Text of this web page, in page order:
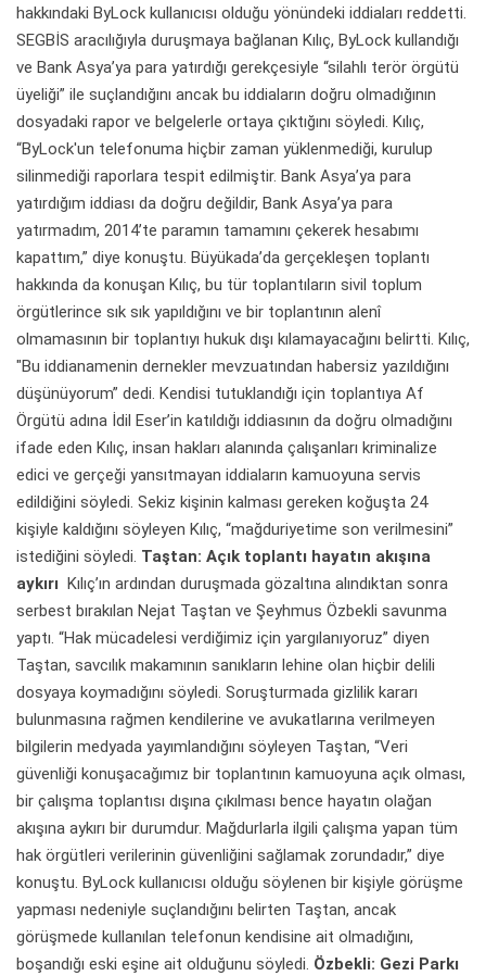
hakkındaki ByLock kullanıcısı olduğu yönündeki iddiaları reddetti.
SEGBİS aracılığıyla duruşmaya bağlanan Kılıç, ByLock kullandığı
ve Bank Asya’ya para yatırdığı gerekçesiyle “silahlı terör örgütü
üyeliği” ile suçlandığını ancak bu iddiaların doğru olmadığının
dosyadaki rapor ve belgelerle ortaya çıktığını söyledi. Kılıç,
“ByLock'un telefonuma hiçbir zaman yüklenmediği, kurulup
silinmediği raporlara tespit edilmiştir. Bank Asya’ya para
yatırdığım iddiası da doğru değildir, Bank Asya’ya para
yatırmadım, 2014’te paramın tamamını çekerek hesabımı
kapattım,” diye konuştu. Büyükada’da gerçekleşen toplantı
hakkında da konuşan Kılıç, bu tür toplantıların sivil toplum
örgütlerince sık sık yapıldığını ve bir toplantının alenî
olmamasının bir toplantıyı hukuk dışı kılamayacağını belirtti. Kılıç,
"Bu iddianamenin dernekler mevzuatından habersiz yazıldığını
düşünüyorum” dedi. Kendisi tutuklandığı için toplantıya Af
Örgütü adına İdil Eser’in katıldığı iddiasının da doğru olmadığını
ifade eden Kılıç, insan hakları alanında çalışanları kriminalize
edici ve gerçeği yansıtmayan iddiaların kamuoyuna servis
edildiğini söyledi. Sekiz kişinin kalması gereken koğuşta 24
kişiyle kaldığını söyleyen Kılıç, “mağduriyetime son verilmesini”
istediğini söyledi. Taştan: Açık toplantı hayatın akışına
aykırı Kılıç’ın ardından duruşmada gözaltına alındıktan sonra
serbest bırakılan Nejat Taştan ve Şeyhmus Özbekli savunma
yaptı. “Hak mücadelesi verdiğimiz için yargılanıyoruz” diyen
Taştan, savcılık makamının sanıkların lehine olan hiçbir delili
dosyaya koymadığını söyledi. Soruşturmada gizlilik kararı
bulunmasına rağmen kendilerine ve avukatlarına verilmeyen
bilgilerin medyada yayımlandığını söyleyen Taştan, “Veri
güvenliği konuşacağımız bir toplantının kamuoyuna açık olması,
bir çalışma toplantısı dışına çıkılması bence hayatın olağan
akışına aykırı bir durumdur. Mağdurlarla ilgili çalışma yapan tüm
hak örgütleri verilerinin güvenliğini sağlamak zorundadır,” diye
konuştu. ByLock kullanıcısı olduğu söylenen bir kişiyle görüşme
yapması nedeniyle suçlandığını belirten Taştan, ancak
görüşmede kullanılan telefonun kendisine ait olmadığını,
boşandığı eski eşine ait olduğunu söyledi. Özbekli: Gezi Parkı